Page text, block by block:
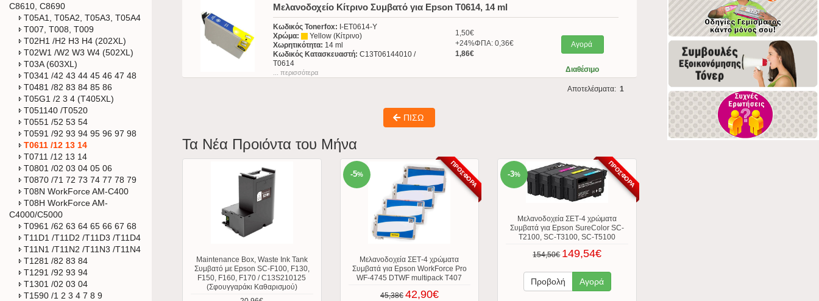
C8610, C8690
T05A1, T05A2, T05A3, T05A4
T007, T008, T009
T02H1 /H2 H3 H4 (202XL)
T02W1 /W2 W3 W4 (502XL)
T03A (603XL)
T0341 /42 43 44 45 46 47 48
T0481 /82 83 84 85 86
T05G1 /2 3 4 (T405XL)
T051140 /T0520
T0551 /52 53 54
T0591 /92 93 94 95 96 97 98
T0611 /12 13 14
T0711 /12 13 14
T0801 /02 03 04 05 06
T0870 /71 72 73 74 77 78 79
T08N WorkForce​ AM-C400
T08H WorkForce​ AM-
C4000/C5000
T0961 /62 63 64 65 66 67 68
T11D1 /T11D2 /T11D3 /T11D4
T11N1 /T11N2 /T11N3 /T11N4
T1281 /82 83 84
T1291 /92 93 94
T1301 /02 03 04
T1590 /1 2 3 4 7 8 9
Μελανοδοχείο Κίτρινο Συμβατό για Epson T0614, 14 ml
Κωδικός Tonerfox: I-ET0614-Y
Χρώμα:
Yellow (Κίτρινο)
Χωρητικότητα: 14 ml
Κωδικός Κατασκευαστή: C13T06144010 /
T0614
... περισσότερα
1,50€
+24%ΦΠΑ: 0,36€
1,86€
Αγορά
Διαθέσιμο
Αποτελέσματα:1
ΠΙΣΩ
Τα Νέα Προιόντα του Μήνα
Maintenance Box, Waste Ink Tank
Συμβατό με Epson SC-F100, F130,
F150, F160, F170 / C13S210125
(Σφουγγαράκι Καθαρισμού)
-5% ΠΡΟΣΦΟΡΆ
Μελανοδοχεία ΣΕΤ-4 χρώματα
Συμβατά για Epson WorkForce Pro
WF-4745 DTWF multipack T407
45,38€ 42,90€
-3% ΠΡΟΣΦΟΡΆ
Μελανοδοχεία ΣΕΤ-4 χρώματα
Συμβατά για Epson SureColor SC-
T2100, SC-T3100, SC-T5100
154,50€ 149,54€
Προβολή Αγορά